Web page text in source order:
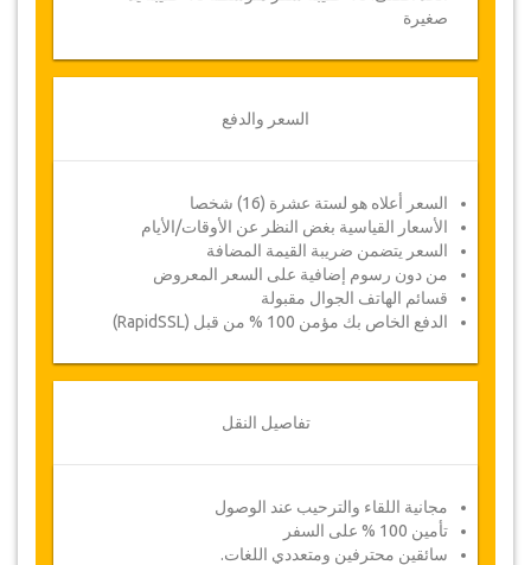
صغيرة
السعر والدفع
السعر أعلاه هو لستة عشرة (16) شخصا
الأسعار القياسية بغض النظر عن الأوقات/الأيام
السعر يتضمن ضريبة القيمة المضافة
من دون رسوم إضافية على السعر المعروض
قسائم الهاتف الجوال مقبولة
الدفع الخاص بك مؤمن 100 % من قبل (RapidSSL)
تفاصيل النقل
مجانية اللقاء والترحيب عند الوصول
تأمين 100 % على السفر
سائقين محترفين ومتعددي اللغات.